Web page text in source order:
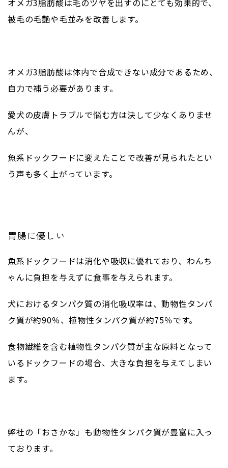
オメガ3脂肪酸は毛のツヤを出すのにとても効果的で、
被毛の毛艶や毛並みを改善します。
オメガ3脂肪酸は体内で合成できない成分であるため、
自力で補う必要があります。
愛犬の皮膚トラブルで悩む方は決して少なくありませ
んが、
魚系ドックフードに変えたことで改善が見られたとい
う声も多く上がっています。
胃腸に優しい
魚系ドックフードは消化や吸収に優れており、わんち
ゃんに負担を与えずに食事を与えられます。
犬におけるタンパク質の消化吸収率は、動物性タンパ
ク質が約90％、植物性タンパク質が約75％です。
食物繊維を含む植物性タンパク質が主な原料となって
いるドックフードの場合、大きな負担を与えてしまい
ます。
弊社の「おさかな」も動物性タンパク質が豊富に入っ
ております。